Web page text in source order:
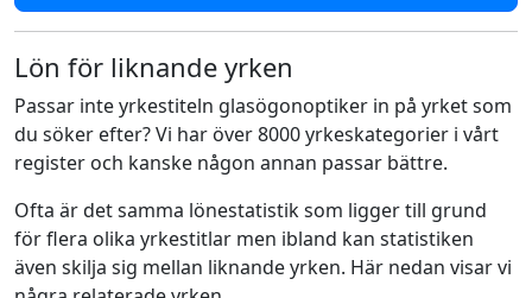
Lön för liknande yrken
Passar inte yrkestiteln glasögonoptiker in på yrket som
du söker efter? Vi har över 8000 yrkeskategorier i vårt
register och kanske någon annan passar bättre.
Ofta är det samma lönestatistik som ligger till grund
för flera olika yrkestitlar men ibland kan statistiken
även skilja sig mellan liknande yrken. Här nedan visar vi